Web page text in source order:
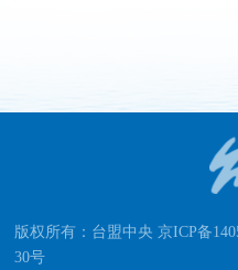
版权所有：台盟中央 京ICP备
30号